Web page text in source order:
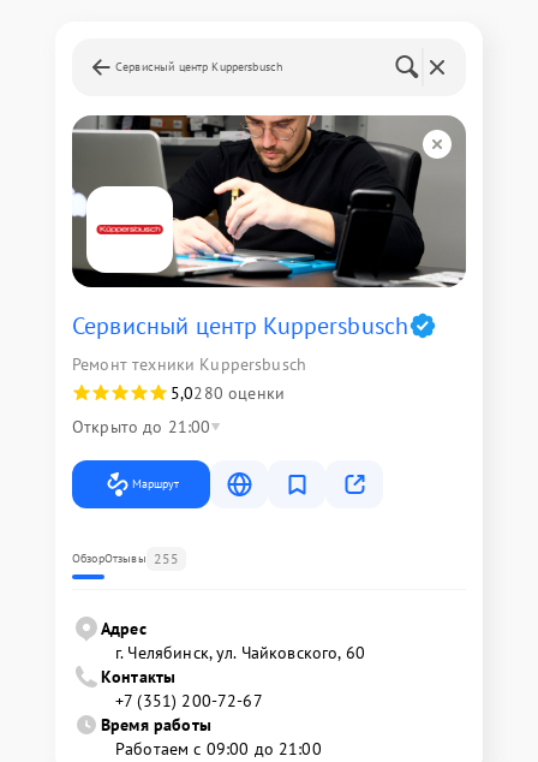
Сервисный центр Kuppersbusch
Сервисный центр Kuppersbusch
Ремонт техники Kuppersbusch
5,0280 оценки
Открыто до 21:00
Маршрут
ОбзорОтзывы 255
Адрес
г. Челябинск, ул. Чайковского, 60
Контакты
+7 (351) 200-72-67
Время работы
Работаем с 09:00 до 21:00